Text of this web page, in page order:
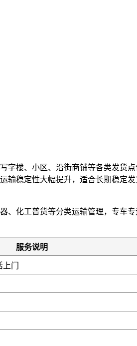
字楼、小区、沿街商铺等各类发货
输稳定性大幅提升，适合长期稳定
、化工普货等分类运输管理，专车
服务说明
门